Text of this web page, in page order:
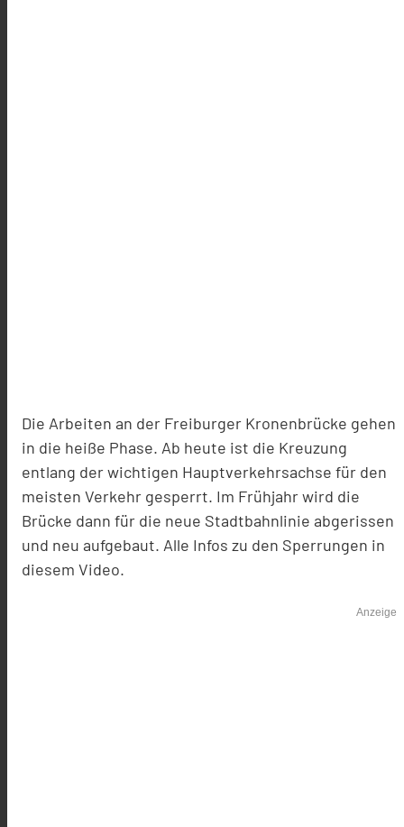
Die Arbeiten an der Freiburger Kronenbrücke gehen
in die heiße Phase. Ab heute ist die Kreuzung
entlang der wichtigen Hauptverkehrsachse für den
meisten Verkehr gesperrt. Im Frühjahr wird die
Brücke dann für die neue Stadtbahnlinie abgerissen
und neu aufgebaut. Alle Infos zu den Sperrungen in
diesem Video.
Anzeige